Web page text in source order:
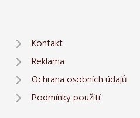
Kontakt
Reklama
Ochrana osobních údajů
Podmínky použití